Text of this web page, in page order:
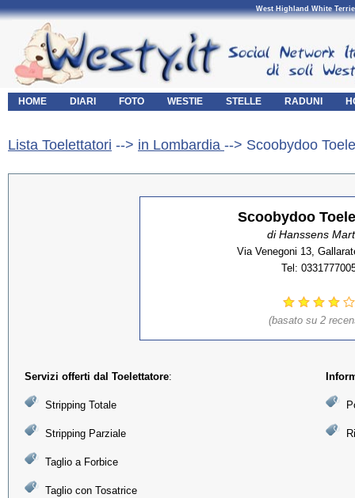
West Highland White
HOME DIARI FOTO WESTIE STELLE RADUNI
Lista Toelettatori --> in Lombardia --> Scoobydoo
Scoobydoo
di Hanssens
Via Venegoni 13,
Tel:
(basato su 2
Servizi offerti dal Toelettatore:
Stripping Totale
Stripping Parziale
Taglio a Forbice
Taglio con Tosatrice